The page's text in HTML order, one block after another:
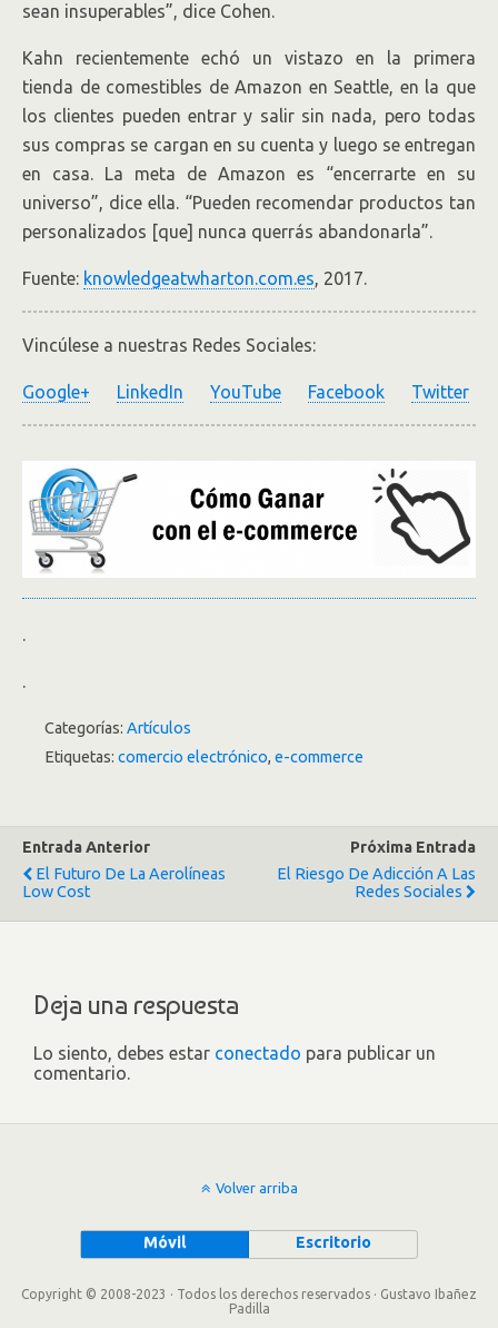
sean insuperables”, dice Cohen.
Kahn recientemente echó un vistazo en la primera
tienda de comestibles de Amazon en Seattle, en la que
los clientes pueden entrar y salir sin nada, pero todas
sus compras se cargan en su cuenta y luego se entregan
en casa. La meta de Amazon es “encerrarte en su
universo”, dice ella. “Pueden recomendar productos tan
personalizados [que] nunca querrás abandonarla”.
Fuente: knowledgeatwharton.com.es, 2017.
Vincúlese a nuestras Redes Sociales:
Google+ LinkedIn YouTube Facebook Twitter
.
.
Categorías: Artículos
Etiquetas: comercio electrónico, e-commerce
Entrada Anterior
El Futuro De La Aerolíneas
Low Cost
Próxima Entrada
El Riesgo De Adicción A Las
Redes Sociales
Deja una respuesta
Lo siento, debes estar conectado para publicar un
comentario.
Volver arriba
Móvil Escritorio
Copyright © 2008-2023 · Todos los derechos reservados · Gustavo Ibañez
Padilla